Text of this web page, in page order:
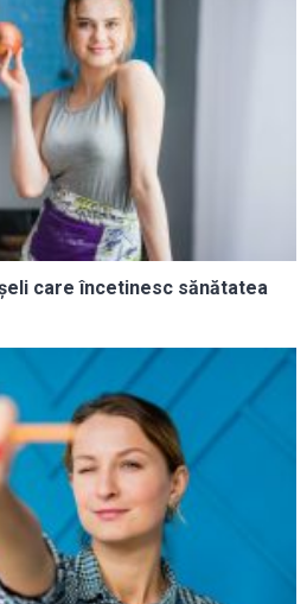
care încetinesc sănătatea